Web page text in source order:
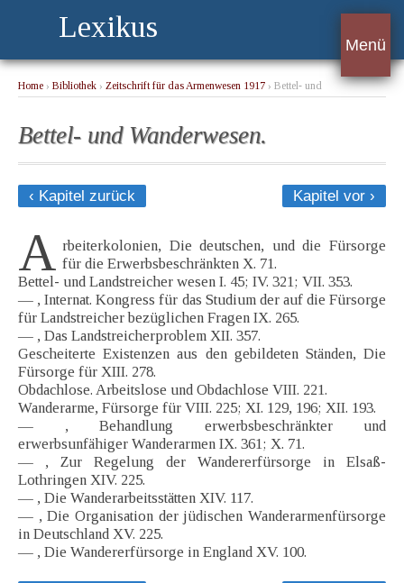
Lexikus
Menü
Home › Bibliothek › Zeitschrift für das Armenwesen 1917 › Bettel- und
Bettel- und Wanderwesen.
‹ Kapitel zurück Kapitel vor ›
A rbeiterkolonien, Die deutschen, und die Fürsorge
für die Erwerbsbeschränkten X. 71.
Bettel- und Landstreicher wesen I. 45; IV. 321; VII. 353.
— , Internat. Kongress für das Studium der auf die Fürsorge
für Landstreicher bezüglichen Fragen IX. 265.
— , Das Landstreicherproblem XII. 357.
Gescheiterte Existenzen aus den gebildeten Ständen, Die
Fürsorge für XIII. 278.
Obdachlose. Arbeitslose und Obdachlose VIII. 221.
Wanderarme, Fürsorge für VIII. 225; XI. 129, 196; XII. 193.
— , Behandlung erwerbsbeschränkter und
erwerbsunfähiger Wanderarmen IX. 361; X. 71.
— , Zur Regelung der Wandererfürsorge in Elsaß-
Lothringen XIV. 225.
— , Die Wanderarbeitsstätten XIV. 117.
— , Die Organisation der jüdischen Wanderarmenfürsorge
in Deutschland XV. 225.
— , Die Wandererfürsorge in England XV. 100.